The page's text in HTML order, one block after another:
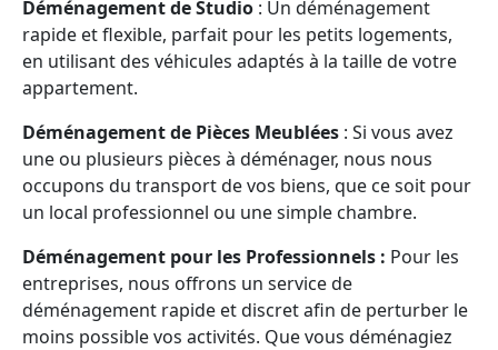
Déménagement de Studio : Un déménagement
rapide et flexible, parfait pour les petits logements,
en utilisant des véhicules adaptés à la taille de votre
appartement.
Déménagement de Pièces Meublées : Si vous avez
une ou plusieurs pièces à déménager, nous nous
occupons du transport de vos biens, que ce soit pour
un local professionnel ou une simple chambre.
Déménagement pour les Professionnels : Pour les
entreprises, nous offrons un service de
déménagement rapide et discret afin de perturber le
moins possible vos activités. Que vous déménagiez